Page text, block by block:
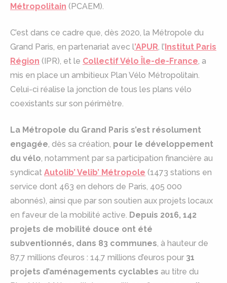
Métropolitain (PCAEM).
C’est dans ce cadre que, dès 2020, la Métropole du
Grand Paris, en partenariat avec l’APUR, l’Institut Paris
Région (IPR), et le Collectif Vélo Île-de-France, a
mis en place un ambitieux Plan Vélo Métropolitain.
Celui-ci réalise la jonction de tous les plans vélo
coexistants sur son périmètre.
La Métropole du Grand Paris s’est résolument
engagée, dès sa création, pour le développement
du vélo, notamment par sa participation financière au
syndicat Autolib’ Velib’ Métropole (1473 stations en
service dont 463 en dehors de Paris, 405 000
abonnés), ainsi que par son soutien aux projets locaux
en faveur de la mobilité active. Depuis 2016, 142
projets de mobilité douce ont été
subventionnés, dans 83 communes, à hauteur de
87,7 millions d’euros : 14,7 millions d’euros pour 31
projets d’aménagements cyclables au titre du